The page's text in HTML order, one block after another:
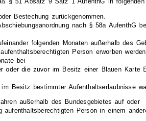
§ 51 Absatz 9 Satz 1 AufenthG in folgenden
Bestechung zurückgenommen.
nach § 58a AufenthG
folgenden Monaten außerhalb des
Person erworben
bei
oder die zuvor im Besitz einer Blauen Karte
Besitz bestimmter Aufenthaltserlaubnisse
außerhalb des Bundesgebietes auf oder
Person in einem